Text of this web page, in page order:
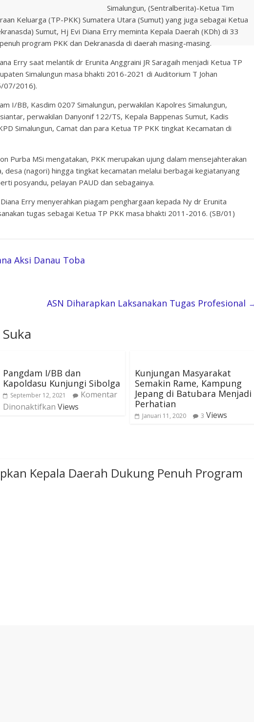
Simalungun, (Sentralberita)-Ketua Tim
Keluarga (TP-PKK) Sumatera Utara (Sumut) yang juga sebagai Ketua
Sumut, Hj Evi Diana Erry meminta Kepala Daerah (KDh) di 33
program PKK dan Dekranasda di daerah masing-masing.
Erry saat melantik dr Erunita Anggraini JR Saragaih menjadi Ketua TP
Simalungun masa bhakti 2016-2021 di Auditorium T Johan
07/2016).
I/BB, Kasdim 0207 Simalungun, perwakilan Kapolres Simalungun,
perwakilan Danyonif 122/TS, Kepala Bappenas Sumut, Kadis
Simalungun, Camat dan para Ketua TP PKK tingkat Kecamatan di
Purba MSi mengatakan, PKK merupakan ujung dalam mensejahterakan
desa (nagori) hingga tingkat kecamatan melalui berbagai kegiatanyang
posyandu, pelayan PAUD dan sebagainya.
Erry menyerahkan piagam penghargaan kepada Ny dr Erunita
tugas sebagai Ketua TP PKK masa bhakti 2011-2016. (SB/01)
Aksi Danau Toba
ASN Diharapkan Laksanakan Tugas Profesional
Pangdam I/BB dan
Kapoldasu Kunjungi Sibolga
September 12, 2021
Komentar
Dinonaktifkan Views
Kunjungan Masyarakat
Semakin Rame, Kampung
Jepang di Batubara Menjadi
Perhatian
Januari 11, 2020 3 Views
Kepala Daerah Dukung Penuh Program